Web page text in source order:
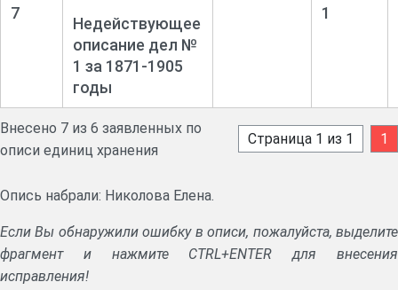
7
Недействующее
описание дел №
1 за 1871-1905
годы
1
Внесено 7 из 6 заявленных по
описи единиц хранения
Страница 1 из 1 1
Опись набрали: Николова Елена.
Если Вы обнаружили ошибку в описи, пожалуйста, выделите
фрагмент и нажмите CTRL+ENTER для внесения
исправления!